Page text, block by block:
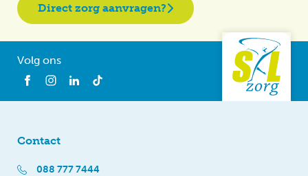
Direct zorg aanvragen?
Volg ons
Contact
088 777 7444